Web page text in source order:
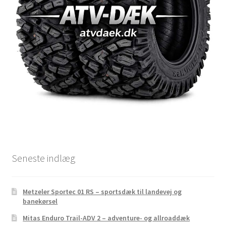
Seneste indlæg
Metzeler Sportec 01 RS – sportsdæk til landevej og
banekørsel
Mitas Enduro Trail-ADV 2 – adventure- og allroaddæk